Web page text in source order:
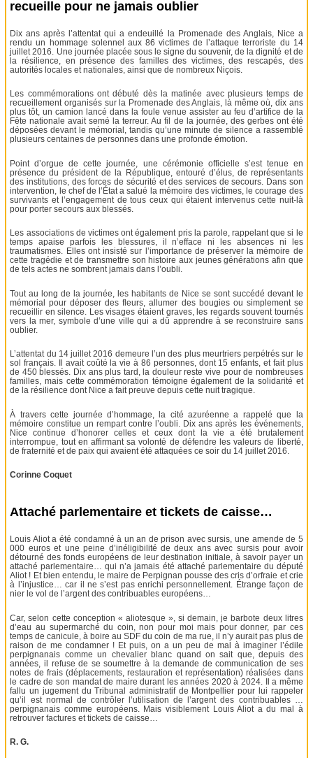
recueille pour ne jamais oublier
Dix ans après l’attentat qui a endeuillé la Promenade des Anglais, Nice a
rendu un hommage solennel aux 86 victimes de l’attaque terroriste du 14
juillet 2016. Une journée placée sous le signe du souvenir, de la dignité et de
la résilience, en présence des familles des victimes, des rescapés, des
autorités locales et nationales, ainsi que de nombreux Niçois.
Les commémorations ont débuté dès la matinée avec plusieurs temps de
recueillement organisés sur la Promenade des Anglais, là même où, dix ans
plus tôt, un camion lancé dans la foule venue assister au feu d’artifice de la
Fête nationale avait semé la terreur. Au fil de la journée, des gerbes ont été
déposées devant le mémorial, tandis qu’une minute de silence a rassemblé
plusieurs centaines de personnes dans une profonde émotion.
Point d’orgue de cette journée, une cérémonie officielle s’est tenue en
présence du président de la République, entouré d’élus, de représentants
des institutions, des forces de sécurité et des services de secours. Dans son
intervention, le chef de l’État a salué la mémoire des victimes, le courage des
survivants et l’engagement de tous ceux qui étaient intervenus cette nuit-là
pour porter secours aux blessés.
Les associations de victimes ont également pris la parole, rappelant que si le
temps apaise parfois les blessures, il n’efface ni les absences ni les
traumatismes. Elles ont insisté sur l’importance de préserver la mémoire de
cette tragédie et de transmettre son histoire aux jeunes générations afin que
de tels actes ne sombrent jamais dans l’oubli.
Tout au long de la journée, les habitants de Nice se sont succédé devant le
mémorial pour déposer des fleurs, allumer des bougies ou simplement se
recueillir en silence. Les visages étaient graves, les regards souvent tournés
vers la mer, symbole d’une ville qui a dû apprendre à se reconstruire sans
oublier.
L’attentat du 14 juillet 2016 demeure l’un des plus meurtriers perpétrés sur le
sol français. Il avait coûté la vie à 86 personnes, dont 15 enfants, et fait plus
de 450 blessés. Dix ans plus tard, la douleur reste vive pour de nombreuses
familles, mais cette commémoration témoigne également de la solidarité et
de la résilience dont Nice a fait preuve depuis cette nuit tragique.
À travers cette journée d’hommage, la cité azuréenne a rappelé que la
mémoire constitue un rempart contre l’oubli. Dix ans après les événements,
Nice continue d’honorer celles et ceux dont la vie a été brutalement
interrompue, tout en affirmant sa volonté de défendre les valeurs de liberté,
de fraternité et de paix qui avaient été attaquées ce soir du 14 juillet 2016.
Corinne Coquet
Attaché parlementaire et tickets de caisse…
Louis Aliot a été condamné à un an de prison avec sursis, une amende de 5
000 euros et une peine d’inéligibilité de deux ans avec sursis pour avoir
détourné des fonds européens de leur destination initiale, à savoir payer un
attaché parlementaire… qui n’a jamais été attaché parlementaire du député
Aliot ! Et bien entendu, le maire de Perpignan pousse des cris d’orfraie et crie
à l’injustice… car il ne s’est pas enrichi personnellement. Étrange façon de
nier le vol de l’argent des contribuables européens…
Car, selon cette conception « aliotesque », si demain, je barbote deux litres
d’eau au supermarché du coin, non pour moi mais pour donner, par ces
temps de canicule, à boire au SDF du coin de ma rue, il n’y aurait pas plus de
raison de me condamner ! Et puis, on a un peu de mal à imaginer l’édile
perpignanais comme un chevalier blanc quand on sait que, depuis des
années, il refuse de se soumettre à la demande de communication de ses
notes de frais (déplacements, restauration et représentation) réalisées dans
le cadre de son mandat de maire durant les années 2020 à 2024. Il a même
fallu un jugement du Tribunal administratif de Montpellier pour lui rappeler
qu’il est normal de contrôler l’utilisation de l’argent des contribuables …
perpignanais comme européens. Mais visiblement Louis Aliot a du mal à
retrouver factures et tickets de caisse…
R. G.